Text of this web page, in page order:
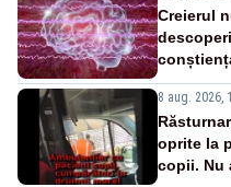
Creierul
8 aug. 2026,
oprite la
copii. Nu